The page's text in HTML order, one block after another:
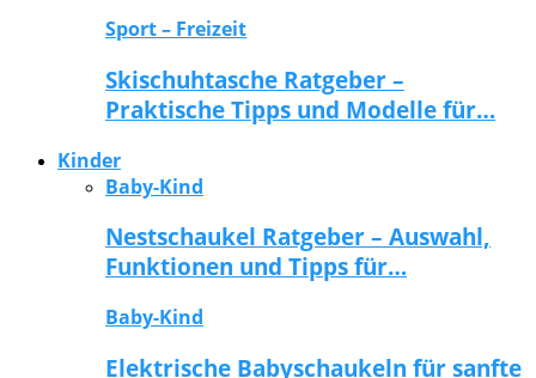
Sport – Freizeit
Skischuhtasche Ratgeber –
Praktische Tipps und Modelle für…
Kinder
Baby-Kind
Nestschaukel Ratgeber – Auswahl,
Funktionen und Tipps für…
Baby-Kind
Elektrische Babyschaukeln für sanfte